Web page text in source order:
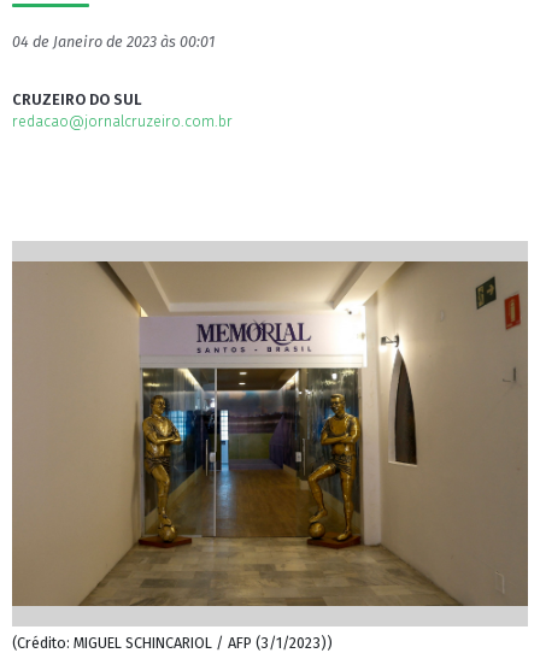
04 de Janeiro de 2023 às 00:01
CRUZEIRO DO SUL
redacao@jornalcruzeiro.com.br
(Crédito: MIGUEL SCHINCARIOL / AFP (3/1/2023))